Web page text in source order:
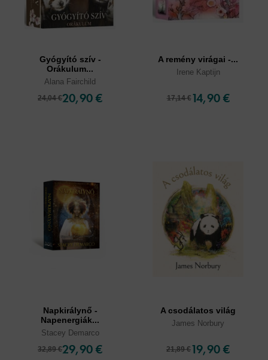
Gyógyító szív -
Orákulum...
Alana Fairchild
24,04 €20,90 €
A remény virágai -...
Irene Kaptijn
17,14 € 14,90 €
Napkirálynő -
Napenergiák...
Stacey Demarco
32,89 €29,90 €
A csodálatos világ
James Norbury
21,89 €19,90 €